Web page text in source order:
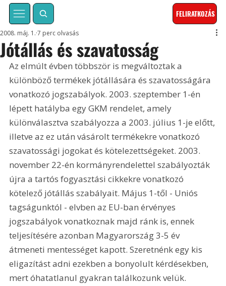
FELIRATKOZÁS
Jótállás és szavatosság
2008. máj. 1. 7 perc olvasás
Az elmúlt évben többször is megváltoztak a
különböző termékek jótállására és szavatosságára
vonatkozó jogszabályok. 2003. szeptember 1-én
lépett hatályba egy GKM rendelet, amely
különválasztva szabályozza a 2003. július 1-je előtt,
illetve az ez után vásárolt termékekre vonatkozó
szavatossági jogokat és kötelezettségeket. 2003.
november 22-én kormányrendelettel szabályozták
újra a tartós fogyasztási cikkekre vonatkozó
kötelező jótállás szabályait. Május 1-től - Uniós
tagságunktól - elvben az EU-ban érvényes
jogszabályok vonatkoznak majd ránk is, ennek
teljesítésére azonban Magyarország 3-5 év
átmeneti mentességet kapott. Szeretnénk egy kis
eligazítást adni ezekben a bonyolult kérdésekben,
mert óhatatlanul gyakran találkozunk velük.